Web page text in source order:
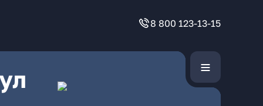
8 800 123-13-15